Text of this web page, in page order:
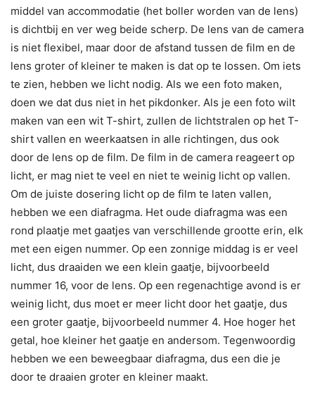
middel van accommodatie (het boller worden van de lens)
is dichtbij en ver weg beide scherp. De lens van de camera
is niet flexibel, maar door de afstand tussen de film en de
lens groter of kleiner te maken is dat op te lossen. Om iets
te zien, hebben we licht nodig. Als we een foto maken,
doen we dat dus niet in het pikdonker. Als je een foto wilt
maken van een wit T-shirt, zullen de lichtstralen op het T-
shirt vallen en weerkaatsen in alle richtingen, dus ook
door de lens op de film. De film in de camera reageert op
licht, er mag niet te veel en niet te weinig licht op vallen.
Om de juiste dosering licht op de film te laten vallen,
hebben we een diafragma. Het oude diafragma was een
rond plaatje met gaatjes van verschillende grootte erin, elk
met een eigen nummer. Op een zonnige middag is er veel
licht, dus draaiden we een klein gaatje, bijvoorbeeld
nummer 16, voor de lens. Op een regenachtige avond is er
weinig licht, dus moet er meer licht door het gaatje, dus
een groter gaatje, bijvoorbeeld nummer 4. Hoe hoger het
getal, hoe kleiner het gaatje en andersom. Tegenwoordig
hebben we een beweegbaar diafragma, dus een die je
door te draaien groter en kleiner maakt.